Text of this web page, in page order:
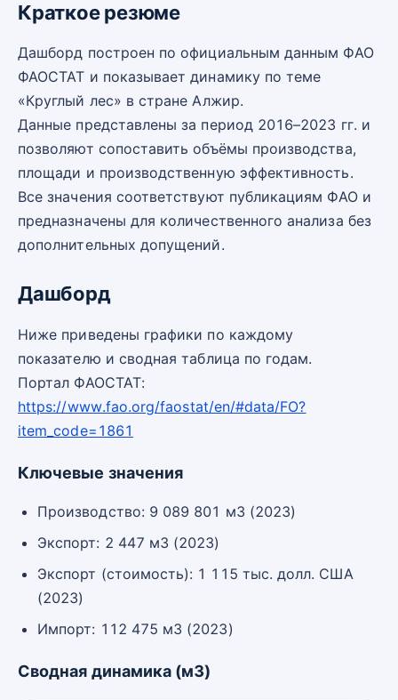
Краткое резюме
Дашборд построен по официальным данным ФАО
ФАОСТАТ и показывает динамику по теме
«Круглый лес» в стране Алжир.
Данные представлены за период 2016–2023 гг. и
позволяют сопоставить объёмы производства,
площади и производственную эффективность.
Все значения соответствуют публикациям ФАО и
предназначены для количественного анализа без
дополнительных допущений.
Дашборд
Ниже приведены графики по каждому
показателю и сводная таблица по годам.
Портал ФАОСТАТ:
https://www.fao.org/faostat/en/#data/FO?
item_code=1861
Ключевые значения
Производство: 9 089 801 м3 (2023)
Экспорт: 2 447 м3 (2023)
Экспорт (стоимость): 1 115 тыс. долл. США
(2023)
Импорт: 112 475 м3 (2023)
Сводная динамика (м3)